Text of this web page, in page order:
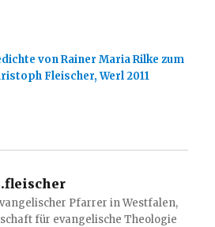
von Rainer Maria Rilke zum
Fleischer, Werl 2011
Pfarrer in Westfalen,
für evangelische Theologie